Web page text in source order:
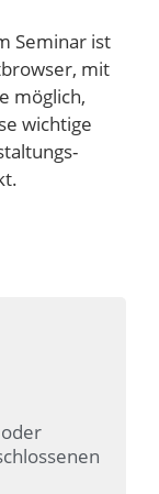
Seminar ist
mit
möglich,
wichtige